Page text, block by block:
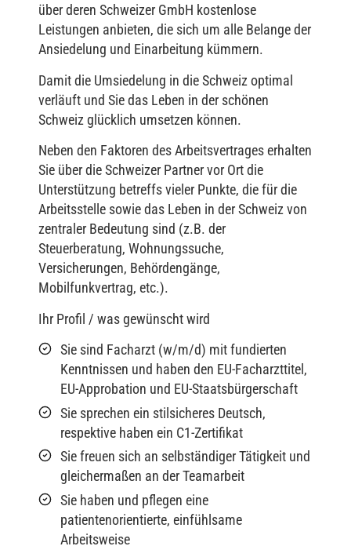
über deren Schweizer GmbH kostenlose
Leistungen anbieten, die sich um alle Belange der
Ansiedelung und Einarbeitung kümmern.
Damit die Umsiedelung in die Schweiz optimal
verläuft und Sie das Leben in der schönen
Schweiz glücklich umsetzen können.
Neben den Faktoren des Arbeitsvertrages erhalten
Sie über die Schweizer Partner vor Ort die
Unterstützung betreffs vieler Punkte, die für die
Arbeitsstelle sowie das Leben in der Schweiz von
zentraler Bedeutung sind (z.B. der
Steuerberatung, Wohnungssuche,
Versicherungen, Behördengänge,
Mobilfunkvertrag, etc.).
Ihr Profil / was gewünscht wird
Sie sind Facharzt (w/m/d) mit fundierten
Kenntnissen und haben den EU-Facharzttitel,
EU-Approbation und EU-Staatsbürgerschaft
Sie sprechen ein stilsicheres Deutsch,
respektive haben ein C1-Zertifikat
Sie freuen sich an selbständiger Tätigkeit und
gleichermaßen an der Teamarbeit
Sie haben und pflegen eine
patientenorientierte, einfühlsame
Arbeitsweise